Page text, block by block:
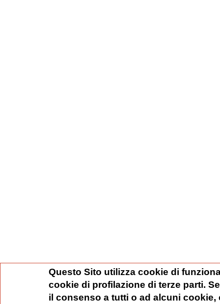
Questo Sito utilizza cookie di
cookie di profilazione di terze parti.
il consenso a tutti o ad alcuni